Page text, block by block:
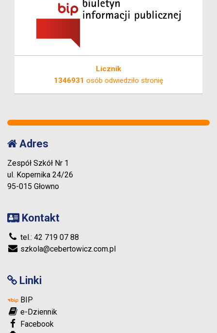
Licznik
1346931 osób odwiedziło stronię
Adres
Zespół Szkół Nr 1
ul. Kopernika 24/26
95-015 Głowno
Kontakt
tel.: 42 719 07 88
szkola@cebertowicz.com.pl
Linki
BIP
e-Dziennik
Facebook